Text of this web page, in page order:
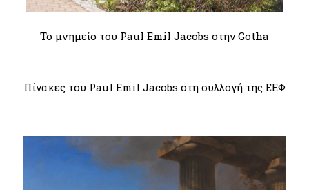
Το μνημείο του Paul Emil Jacobs στην Gotha
Πίνακες του Paul Emil Jacobs στη συλλογή της ΕΕΦ